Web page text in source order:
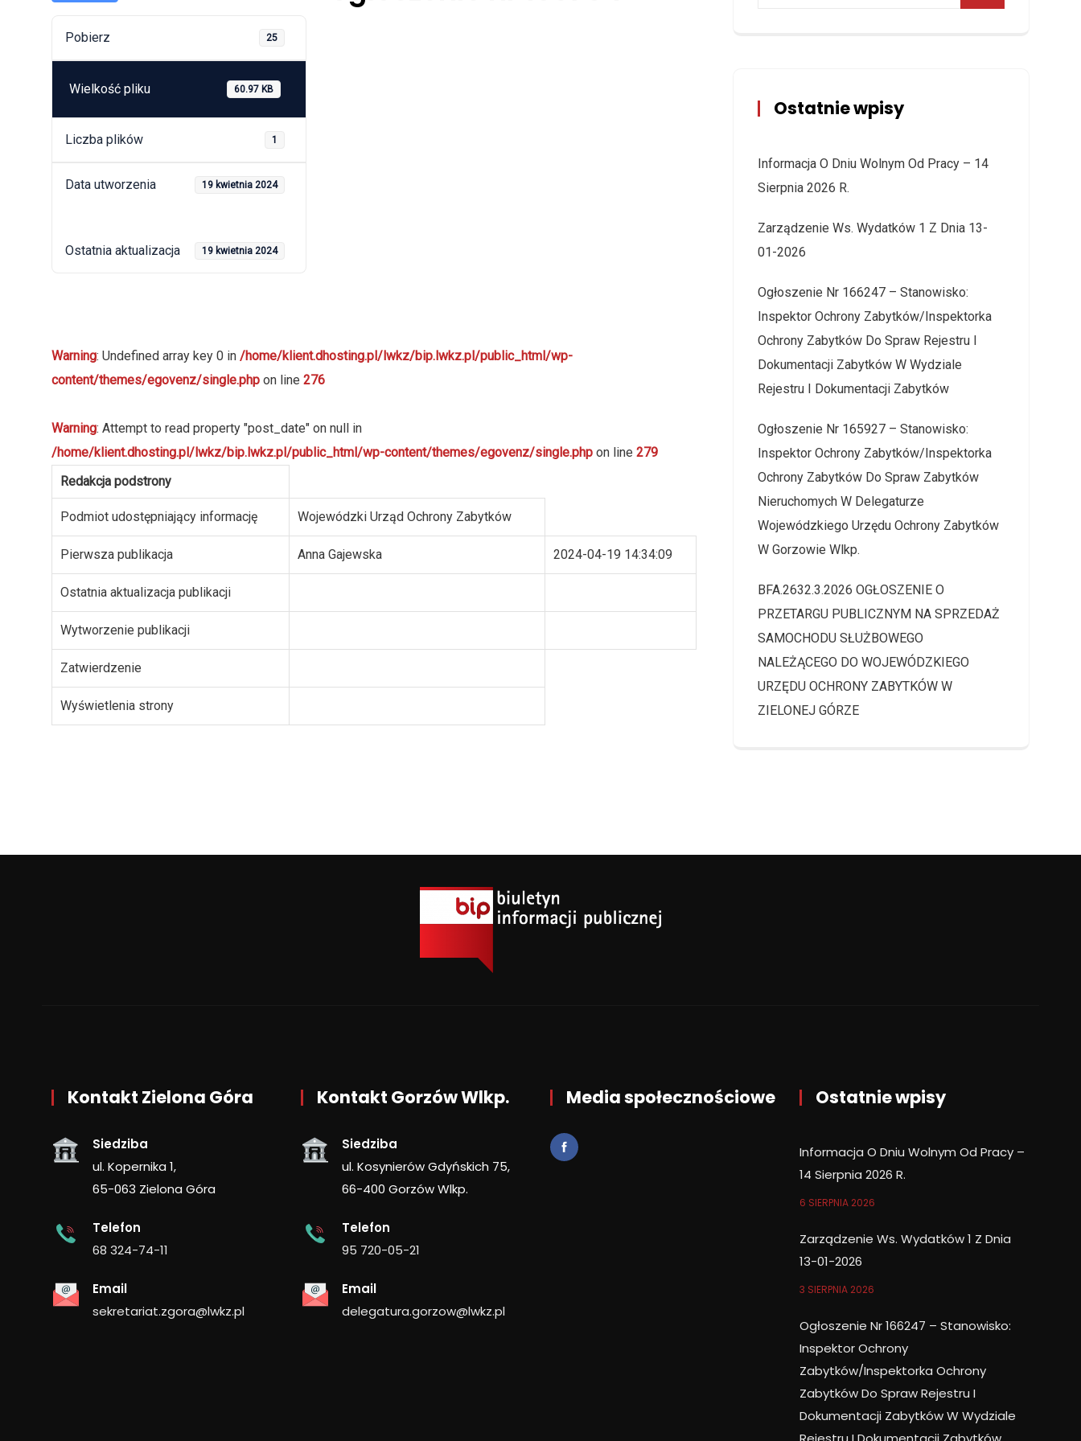
Pobierz 25
Wielkość pliku 60.97 KB
Liczba plików 1
Data utworzenia 19 kwietnia 2024
Ostatnia aktualizacja 19 kwietnia 2024
Warning: Undefined array key 0 in /home/klient.dhosting.pl/lwkz/bip.lwkz.pl/public_html/wp-
content/themes/egovenz/single.php on line 276
Warning: Attempt to read property "post_date" on null in
/home/klient.dhosting.pl/lwkz/bip.lwkz.pl/public_html/wp-content/themes/egovenz/single.php on line 279
Redakcja podstrony
Podmiot udostępniający informację Wojewódzki Urząd Ochrony Zabytków
Pierwsza publikacja Anna Gajewska 2024-04-19 14:34:09
Ostatnia aktualizacja publikacji
Wytworzenie publikacji
Zatwierdzenie
Wyświetlenia strony
Ostatnie wpisy
Informacja O Dniu Wolnym Od Pracy – 14
Sierpnia 2026 R.
Zarządzenie Ws. Wydatków 1 Z Dnia 13-
01-2026
Ogłoszenie Nr 166247 – Stanowisko:
Inspektor Ochrony Zabytków/Inspektorka
Ochrony Zabytków Do Spraw Rejestru I
Dokumentacji Zabytków W Wydziale
Rejestru I Dokumentacji Zabytków
Ogłoszenie Nr 165927 – Stanowisko:
Inspektor Ochrony Zabytków/Inspektorka
Ochrony Zabytków Do Spraw Zabytków
Nieruchomych W Delegaturze
Wojewódzkiego Urzędu Ochrony Zabytków
W Gorzowie Wlkp.
BFA.2632.3.2026 OGŁOSZENIE O
PRZETARGU PUBLICZNYM NA SPRZEDAŻ
SAMOCHODU SŁUŻBOWEGO
NALEŻĄCEGO DO WOJEWÓDZKIEGO
URZĘDU OCHRONY ZABYTKÓW W
ZIELONEJ GÓRZE
Kontakt Zielona Góra
Siedziba
ul. Kopernika 1,
65-063 Zielona Góra
Telefon
68 324-74-11
Email
sekretariat.zgora@lwkz.pl
Kontakt Gorzów Wlkp.
Siedziba
ul. Kosynierów Gdyńskich 75,
66-400 Gorzów Wlkp.
Telefon
95 720-05-21
Email
delegatura.gorzow@lwkz.pl
Media społecznościowe Ostatnie wpisy
Informacja O Dniu Wolnym Od Pracy –
14 Sierpnia 2026 R.
6 SIERPNIA 2026
Zarządzenie Ws. Wydatków 1 Z Dnia
13-01-2026
3 SIERPNIA 2026
Ogłoszenie Nr 166247 – Stanowisko:
Inspektor Ochrony
Zabytków/Inspektorka Ochrony
Zabytków Do Spraw Rejestru I
Dokumentacji Zabytków W Wydziale